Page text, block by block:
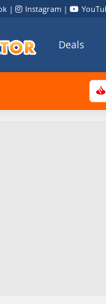
| Instagram |
Deals